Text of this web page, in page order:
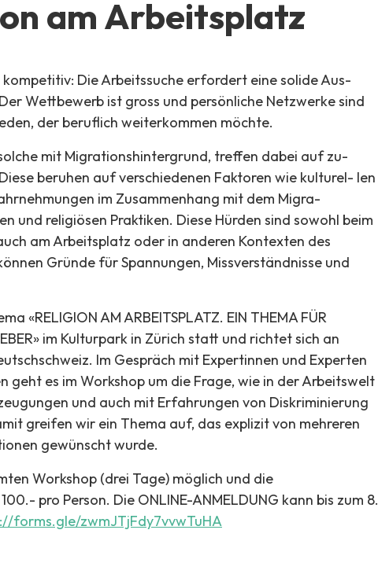
am Arbeitsplatz
Die Arbeitssuche erfordert eine solide Aus-
Wettbewerb ist gross und persönliche Netzwerke sind
der beruflich weiterkommen möchte.
mit Migrationshintergrund, treffen dabei auf zu-
beruhen auf verschiedenen Faktoren wie kulturel- len
im Zusammenhang mit dem Migra-
und religiösen Praktiken. Diese Hürden sind sowohl beim
am Arbeitsplatz oder in anderen Kontexten des
Gründe für Spannungen, Missverständnisse und
«RELIGION AM ARBEITSPLATZ. EIN THEMA FÜR
im Kulturpark in Zürich statt und richtet sich an
Im Gespräch mit Expertinnen und Experten
geht es im Workshop um die Frage, wie in der Arbeitswelt
und auch mit Erfahrungen von Diskriminierung
greifen wir ein Thema auf, das explizit von mehreren
gewünscht wurde.
Workshop (drei Tage) möglich und die
pro Person. Die ONLINE-ANMELDUNG kann bis zum 8.
forms.gle/zwmJTjFdy7vvwTuHA